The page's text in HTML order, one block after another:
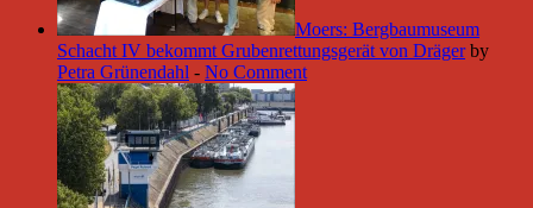
Moers: Bergbaumuseum
Schacht IV bekommt Grubenrettungsgerät von Dräger by
Petra Grünendahl - No Comment